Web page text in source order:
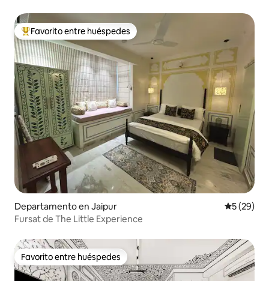
De los mejores en Favorito entre huéspedes
Favorito entre huéspedes
Departamento en Jaipur
5 (29)
Fursat de The Little Experience
Favorito entre huéspedes
Favorito entre huéspedes